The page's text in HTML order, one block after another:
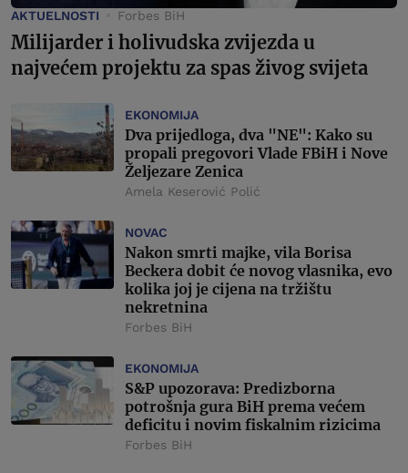
AKTUELNOSTI Forbes BiH
Milijarder i holivudska zvijezda u
najvećem projektu za spas živog svijeta
EKONOMIJA
Dva prijedloga, dva "NE": Kako su
propali pregovori Vlade FBiH i Nove
Željezare Zenica
Amela Keserović Polić
NOVAC
Nakon smrti majke, vila Borisa
Beckera dobit će novog vlasnika, evo
kolika joj je cijena na tržištu
nekretnina
Forbes BiH
EKONOMIJA
S&P upozorava: Predizborna
potrošnja gura BiH prema većem
deficitu i novim fiskalnim rizicima
Forbes BiH